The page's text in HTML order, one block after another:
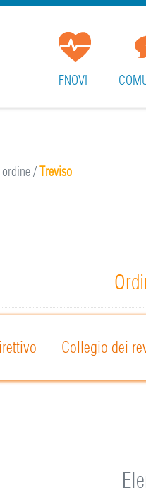
FNOVI
/Treviso
Collegio dei